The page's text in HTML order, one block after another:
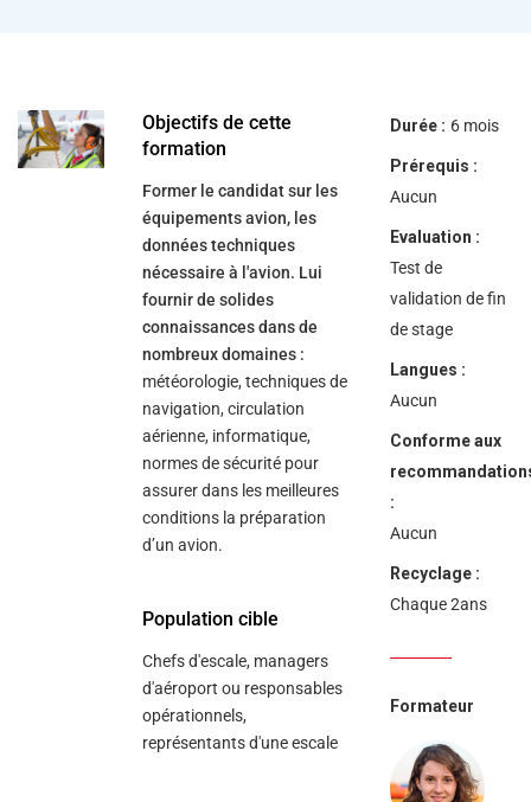
the
content.
Objectifs de cette
formation
Former le candidat sur les
équipements avion, les
données techniques
nécessaire à l'avion. Lui
fournir de solides
connaissances dans de
nombreux domaines :
météorologie, techniques de
navigation, circulation
aérienne, informatique,
normes de sécurité pour
assurer dans les meilleures
conditions la préparation
d’un avion.
Population cible
Chefs d'escale, managers
d'aéroport ou responsables
opérationnels,
représentants d'une escale
Durée : 6 mois
Prérequis :
Aucun
Evaluation :
Test de
validation de fin
de stage
Langues :
Aucun
Conforme aux
:
Aucun
Recyclage :
Chaque 2ans
Formateur